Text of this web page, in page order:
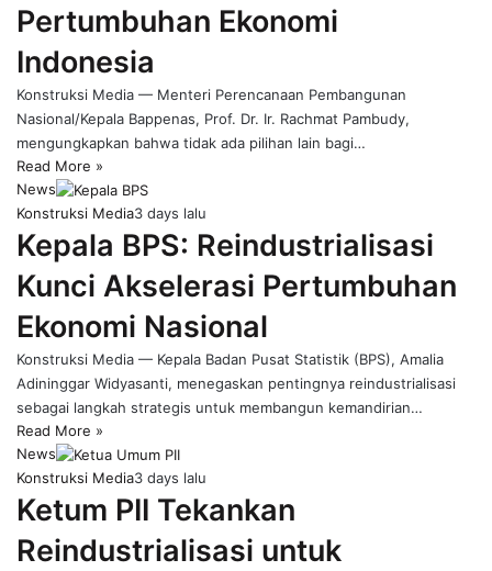
Pertumbuhan Ekonomi
Indonesia
Konstruksi Media — Menteri Perencanaan Pembangunan
Nasional/Kepala Bappenas, Prof. Dr. Ir. Rachmat Pambudy,
mengungkapkan bahwa tidak ada pilihan lain bagi…
Read More »
News
Konstruksi Media3 days lalu
Kepala BPS: Reindustrialisasi
Kunci Akselerasi Pertumbuhan
Ekonomi Nasional
Konstruksi Media — Kepala Badan Pusat Statistik (BPS), Amalia
Adininggar Widyasanti, menegaskan pentingnya reindustrialisasi
sebagai langkah strategis untuk membangun kemandirian…
Read More »
News
Konstruksi Media3 days lalu
Ketum PII Tekankan
Reindustrialisasi untuk